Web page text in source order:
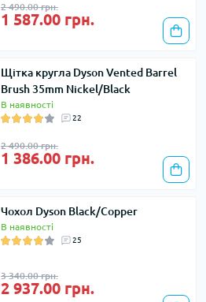
2 490.00 грн.
1 587.00 грн.
Щітка кругла Dyson Vented Barrel
Brush 35mm Nickel/Black
В наявності
22
2 490.00 грн.
1 386.00 грн.
Чохол Dyson Black/Copper
В наявності
25
3 340.00 грн.
2 937.00 грн.